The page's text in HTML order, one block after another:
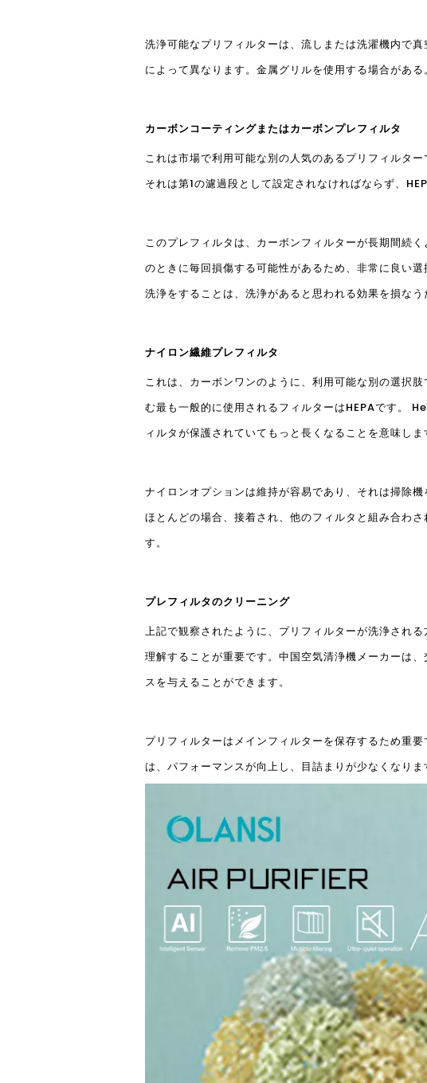
洗浄可能なプリフィルターは、流しまたは洗濯機内で
によって異なります。金属グリルを使用する場合があ
カーボンコーティングまたはカーボンプレフィルタ
これは市場で利用可能な別の人気のあるプリフィルタ
それは第1の濾過段として設定されなければならず、
このプレフィルタは、カーボンフィルターが長期間続
のときに毎回損傷する可能性があるため、非常に良い
洗浄をすることは、洗浄があると思われる効果を損な
ナイロン繊維プレフィルタ
これは、カーボンワンのように、利用可能な別の選択
む最も一般的に使用されるフィルターはHEPAです。
ィルタが保護されていてもっと長くなることを意味しま
ナイロンオプションは維持が容易であり、それは掃除
ほとんどの場合、接着され、他のフィルタと組み合わ
す。
プレフィルタのクリーニング
上記で観察されたように、プリフィルターが洗浄され
理解することが重要です。中国空気清浄機メーカーは
スを与えることができます。
プリフィルターはメインフィルターを保存するため重
は、パフォーマンスが向上し、目詰まりが少なくなりま